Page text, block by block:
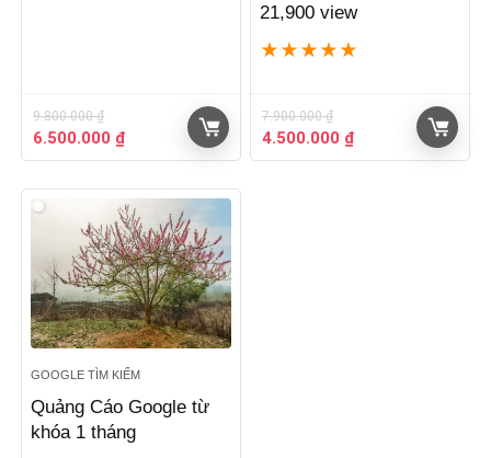
9.800.000₫
Giá
gốc
9.800.000 ₫.
6.500.000 ₫Giá
hiện
là:
6.500.000 ₫.
21,900 view
★ ★ ★ ★ ★
7.900.000₫
Giá
gốc
4.500.000 ₫Giá
hiện
GOOGLE TÌM KIẾM
Quảng Cáo Google từ
khóa 1 tháng